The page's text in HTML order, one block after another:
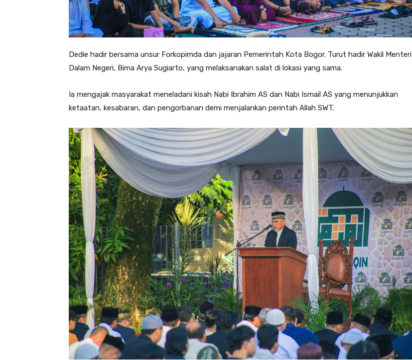
Dedie hadir bersama unsur Forkopimda dan jajaran Pemerintah Kota Bogor. Turut hadir Wakil Menteri
Dalam Negeri, Bima Arya Sugiarto, yang melaksanakan salat di lokasi yang sama.
Ia mengajak masyarakat meneladani kisah Nabi Ibrahim AS dan Nabi Ismail AS yang menunjukkan
ketaatan, kesabaran, dan pengorbanan demi menjalankan perintah Allah SWT.